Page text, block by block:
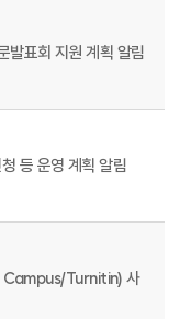
발표회 지원 계획 알림
등 운영 계획 알림
Campus/Turnitin) 사